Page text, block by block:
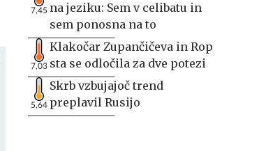
7,45 na jeziku: Sem v celibatu in
sem ponosna na to
7,03
Klakočar Zupančičeva in Rop
sta se odločila za dve potezi
5,64
Skrb vzbujajoč trend
preplavil Rusijo